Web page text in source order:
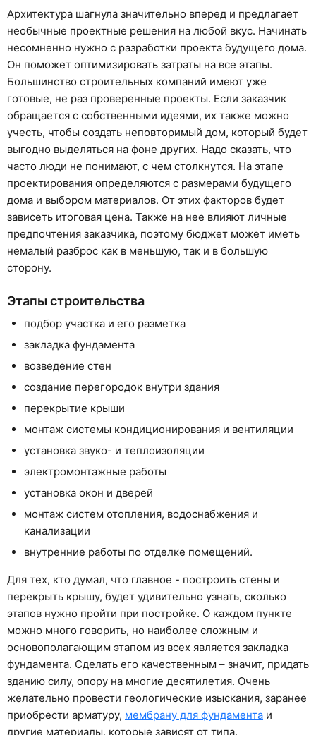
Архитектура шагнула значительно вперед и предлагает
необычные проектные решения на любой вкус. Начинать
несомненно нужно с разработки проекта будущего дома.
Он поможет оптимизировать затраты на все этапы.
Большинство строительных компаний имеют уже
готовые, не раз проверенные проекты. Если заказчик
обращается с собственными идеями, их также можно
учесть, чтобы создать неповторимый дом, который будет
выгодно выделяться на фоне других. Надо сказать, что
часто люди не понимают, с чем столкнутся. На этапе
проектирования определяются с размерами будущего
дома и выбором материалов. От этих факторов будет
зависеть итоговая цена. Также на нее влияют личные
предпочтения заказчика, поэтому бюджет может иметь
немалый разброс как в меньшую, так и в большую
сторону.
Этапы строительства
подбор участка и его разметка
закладка фундамента
возведение стен
создание перегородок внутри здания
перекрытие крыши
монтаж системы кондиционирования и вентиляции
установка звуко- и теплоизоляции
электромонтажные работы
установка окон и дверей
монтаж систем отопления, водоснабжения и
канализации
внутренние работы по отделке помещений.
Для тех, кто думал, что главное - построить стены и
перекрыть крышу, будет удивительно узнать, сколько
этапов нужно пройти при постройке. О каждом пункте
можно много говорить, но наиболее сложным и
основополагающим этапом из всех является закладка
фундамента. Сделать его качественным – значит, придать
зданию силу, опору на многие десятилетия. Очень
желательно провести геологические изыскания, заранее
приобрести арматуру, мембрану для фундамента и
другие материалы, которые зависят от типа.